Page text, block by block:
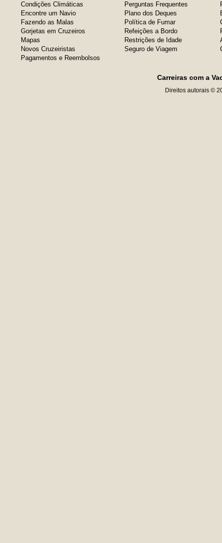
Condições Climáticas
Encontre um Navio
Fazendo as Malas
Gorjetas em Cruzeiros
Mapas
Novos Cruzeiristas
Pagamentos e Reembolsos
Perguntas Frequentes
Plano dos Deques
Política de Fumar
Refeições a Bordo
Restrições de Idade
Seguro de Viagem
Carreiras com a
Direitos autorais ©